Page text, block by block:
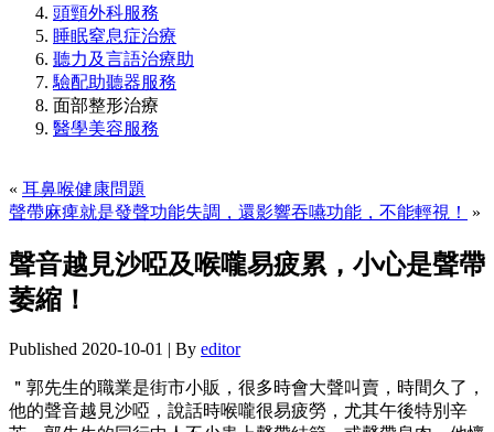
頭頸外科服務
睡眠窒息症治療
聽力及言語治療助
驗配助聽器服務
面部整形治療
醫學美容服務
« 耳鼻喉健康問題
聲帶麻痺就是發聲功能失調，還影響吞嚥功能，不能輕視！
»
聲音越見沙啞及喉嚨易疲累，小心是聲帶
萎縮！
Published 2020-10-01 | By editor
＂郭先生的職業是街市小販，很多時會大聲叫賣，時間久了，
他的聲音越見沙啞，說話時喉嚨很易疲勞，尤其午後特別辛